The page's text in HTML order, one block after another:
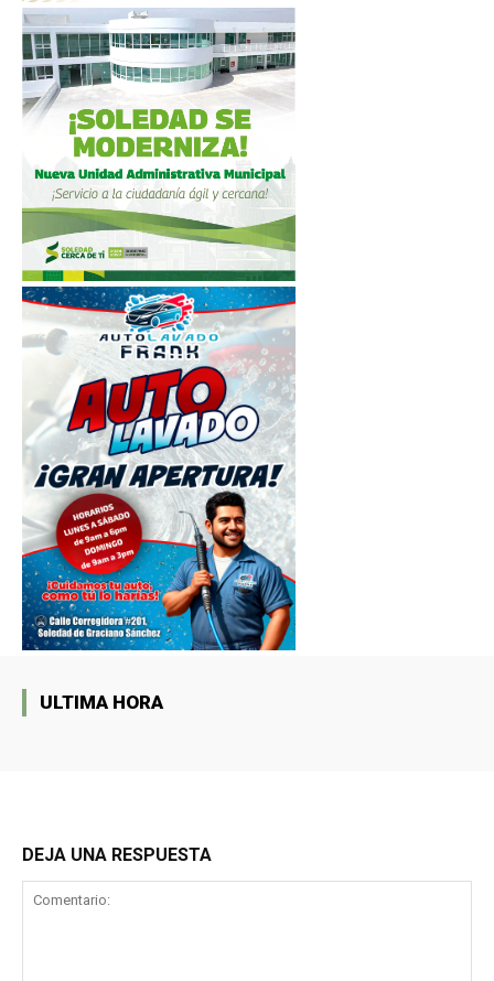
ULTIMA HORA
DEJA UNA RESPUESTA